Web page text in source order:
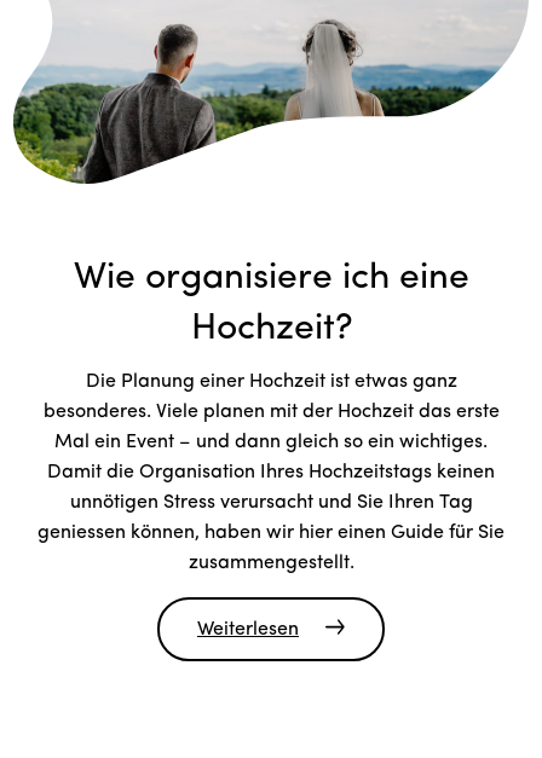
Wie organisiere ich eine
Hochzeit?
Die Planung einer Hochzeit ist etwas ganz
besonderes. Viele planen mit der Hochzeit das erste
Mal ein Event – und dann gleich so ein wichtiges.
Damit die Organisation Ihres Hochzeitstags keinen
unnötigen Stress verursacht und Sie Ihren Tag
geniessen können, haben wir hier einen Guide für Sie
zusammengestellt.
Weiterlesen